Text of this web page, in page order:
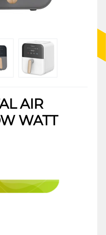
AIR
WATT